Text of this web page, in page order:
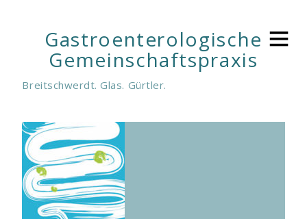
Gastroenterologische
Gemeinschaftspraxis
Breitschwerdt. Glas. Gürtler.